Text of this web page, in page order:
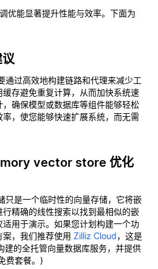
优能显著提升性能与效率。下面为
通过高效地构建链路和代理来减少工
存避免重复计算，从而加快系统速
确保模型或数据库等组件能够轻松
，使您能够快速扩展系统，而无需
vector store 优化
只是一个临时性的向量存储，它将嵌
行精确的线性搜索以找到最相似的嵌
适用于演示。如果您计划构建一个功
，我们推荐使用 Zilliz Cloud，这是
建的全托管向量数据库服务，并提供
费套餐。)